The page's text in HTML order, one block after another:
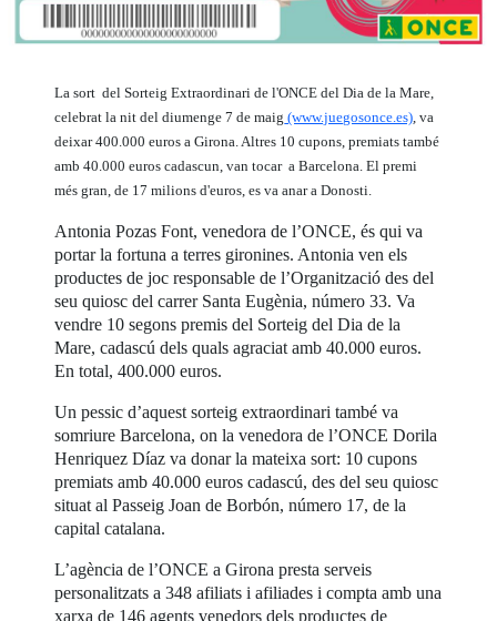
La sort del Sorteig Extraordinari de l'ONCE del Dia de la Mare,
celebrat la nit del diumenge 7 de maig (www.juegosonce.es) , va
deixar 400.000 euros a Girona. Altres 10 cupons, premiats també
amb 40.000 euros cadascun, van tocar a Barcelona. El premi
més gran, de 17 milions d'euros, es va anar a Donosti.
Antonia Pozas Font, venedora de l’ONCE, és qui va
portar la fortuna a terres gironines. Antonia ven els
productes de joc responsable de l’Organització des del
seu quiosc del carrer Santa Eugènia, número 33. Va
vendre 10 segons premis del Sorteig del Dia de la
Mare, cadascú dels quals agraciat amb 40.000 euros.
En total, 400.000 euros.
Un pessic d’aquest sorteig extraordinari també va
somriure Barcelona, on la venedora de l’ONCE Dorila
Henriquez Díaz va donar la mateixa sort: 10 cupons
premiats amb 40.000 euros cadascú, des del seu quiosc
situat al Passeig Joan de Borbón, número 17, de la
capital catalana.
L’agència de l’ONCE a Girona presta serveis
personalitzats a 348 afiliats i afiliades i compta amb una
xarxa de 146 agents venedors dels productes de